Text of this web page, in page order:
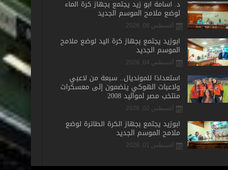
د. أسامة أبو زيد يجتمع بجهاز كرة الماء
لوضع ملامح الموسم الجديد
أغسطس 06, 2026
أبوزيد يجتمع بجهاز كرة اليد لوضع ملامح
الموسم الجديد
أغسطس 04, 2026
استعدادًا للمونديال.. سبعة من لاعبي
ولاعبات الهوكي ينضمون إلى معسكرات
منتخب مصر لمواليد 2008
أغسطس 02, 2026
أبوزيد يجتمع بجهاز الكرة الطائرة لوضع
ملامح الموسم الجديد
أغسطس 01, 2026